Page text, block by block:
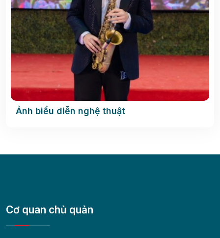
Ảnh biểu diễn nghệ thuật
Cơ quan chủ quản